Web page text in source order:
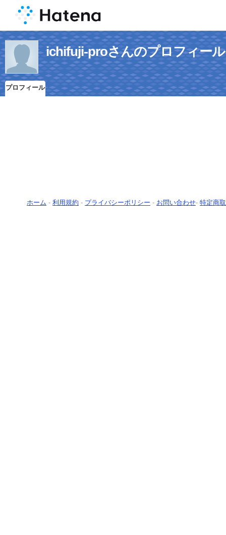
ichifuji-proさんのプロフィール
プロフィール
ホーム - 利用規約 - プライバシーポリシー - お問い合わせ- 特定商